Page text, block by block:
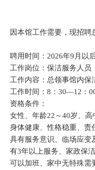
因本馆工作需要，现招聘
聘用时间：2026年9月以
工作岗位：保洁服务人员
工作内容：总领事馆内保
工作时间：8：30—12：
资格条件：
女性、年龄22～40岁、高
身体健康、性格稳重、责
具有服务意识、临场应变
有3年以上服务、家政保
可以加班、家中无特殊需